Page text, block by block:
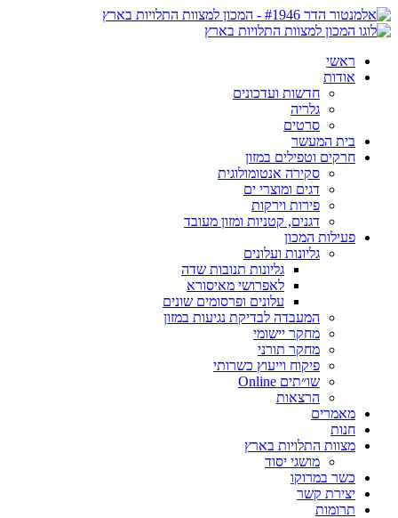
ראשי
אודות
חדשות ועדכונים
גלריה
סרטים
בית המעשר
חרקים וטפילים במזון
סקירה אנטומולוגית
דגים ומוצרי ים
פירות וירקות
דגנים, קטניות ומזון מעובד
פעילות המכון
גליונות ועלונים
גליונות תנובות שדה
לאפרושי מאיסורא
עלונים ופרסומים שונים
המעבדה לבדיקת נגיעות במזון
מחקר יישומי
מחקר תורני
פיקוח וייעוץ כשרותי
שו״תים Online
הרצאות
מאמרים
חנות
מצוות התלויות בארץ
מושגי יסוד
כשר במרוקו
יצירת קשר
תרומות